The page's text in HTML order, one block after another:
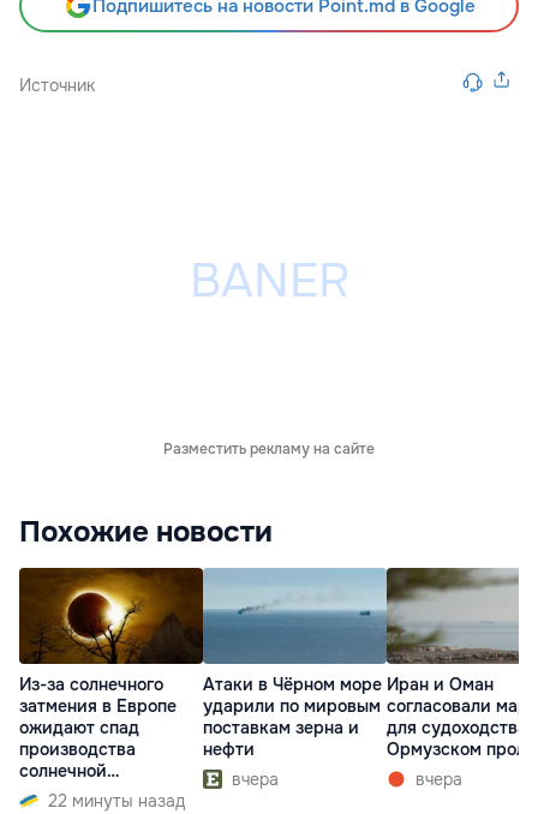
Подпишитесь на новости Point.md в Google
Источник
Разместить рекламу на сайте
Похожие новости
Из-за солнечного
затмения в Европе
ожидают спад
производства
солнечной
электроэнергии
22 минуты назад
Атаки в Чёрном море
ударили по мировым
поставкам зерна и
нефти
вчера
Иран и Оман
согласовали
для судоходства
Ормузском
вчера